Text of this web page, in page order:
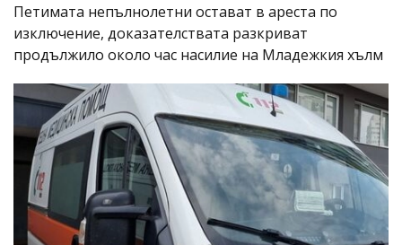
Петимата непълнолетни остават в ареста по
изключение, доказателствата разкриват
продължило около час насилие на Младежкия хълм